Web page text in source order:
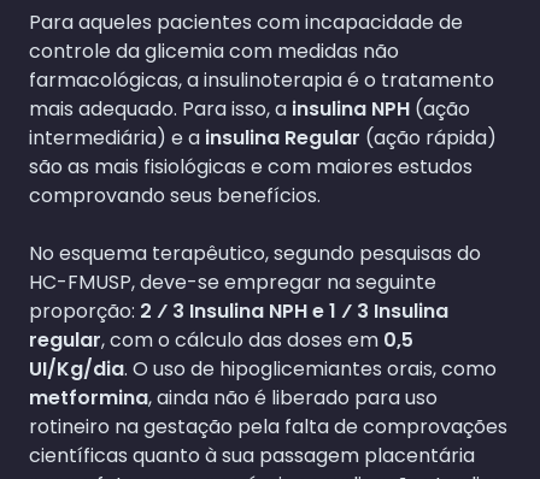
Para aqueles pacientes com incapacidade de
controle da glicemia com medidas não
farmacológicas, a insulinoterapia é o tratamento
mais adequado. Para isso, a insulina NPH (ação
intermediária) e a insulina Regular (ação rápida)
são as mais fisiológicas e com maiores estudos
comprovando seus benefícios.
No esquema terapêutico, segundo pesquisas do
HC-FMUSP, deve-se empregar na seguinte
proporção: 2 ⁄ 3 Insulina NPH e 1 ⁄ 3 Insulina
regular, com o cálculo das doses em 0,5
UI/Kg/dia. O uso de hipoglicemiantes orais, como
metformina, ainda não é liberado para uso
rotineiro na gestação pela falta de comprovações
científicas quanto à sua passagem placentária